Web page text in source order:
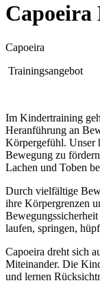
Capoeira
Trainingsangebot
Im Kindertraining
Heranführung an
Körpergefühl. Unser
Bewegung zu
Lachen und Toben
Durch vielfältige
ihre Körpergrenzen
laufen, springen,
Capoeira dreht sich
Miteinander. Die
und lernen